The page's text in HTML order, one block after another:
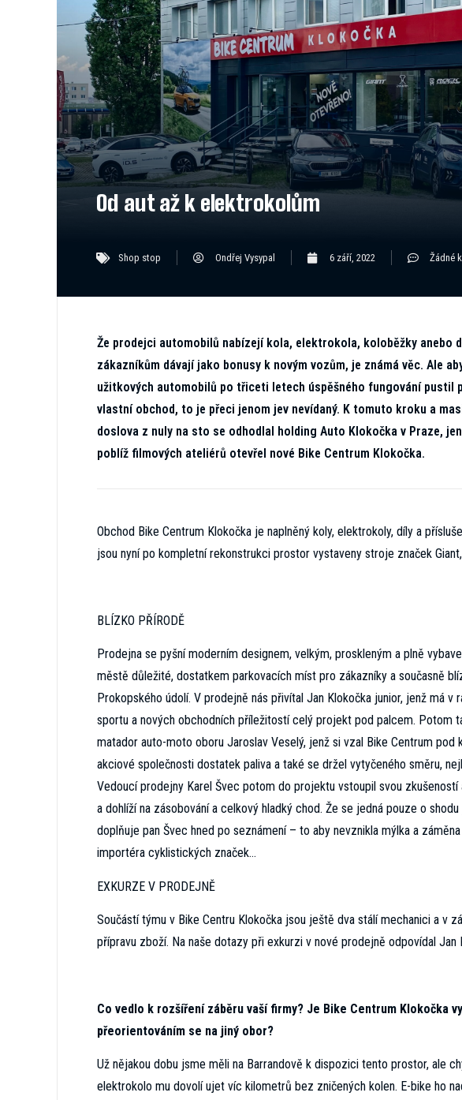
Od aut až k elektrokolům
Shop stop Ondřej Vysypal 6 září, 2022 Žádné
Že prodejci automobilů nabízejí kola, elektrokola, koloběžky anebo
zákazníkům dávají jako bonusy k novým vozům, je známá věc. Ale
užitkových automobilů po třiceti letech úspěšného fungování pustil
vlastní obchod, to je přeci jenom jev nevídaný. K tomuto kroku a
doslova z nuly na sto se odhodlal holding Auto Klokočka v Praze,
poblíž filmových ateliérů otevřel nové Bike Centrum Klokočka.
Obchod Bike Centrum Klokočka je naplněný koly, elektrokoly, díly a
jsou nyní po kompletní rekonstrukci prostor vystaveny stroje značek
BLÍZKO PŘÍRODĚ
Prodejna se pyšní moderním designem, velkým, proskleným a plně
městě důležité, dostatkem parkovacích míst pro zákazníky a současně
Prokopského údolí. V prodejně nás přivítal Jan Klokočka junior, jenž má
sportu a nových obchodních příležitostí celý projekt pod palcem. Potom
matador auto-moto oboru Jaroslav Veselý, jenž si vzal Bike Centrum
akciové společnosti dostatek paliva a také se držel vytyčeného směru,
Vedoucí prodejny Karel Švec potom do projektu vstoupil svou
a dohlíží na zásobování a celkový hladký chod. Že se jedná pouze o
doplňuje pan Švec hned po seznámení – to aby nevznikla mýlka a
importéra cyklistických značek…
EXKURZE V PRODEJNĚ
Součástí týmu v Bike Centru Klokočka jsou ještě dva stálí mechanici a v
přípravu zboží. Na naše dotazy při exkurzi v nové prodejně odpovídal Jan
Co vedlo k rozšíření záběru vaší firmy? Je Bike Centrum Klokočka
přeorientováním se na jiný obor?
Už nějakou dobu jsme měli na Barrandově k dispozici tento prostor, ale
elektrokolo mu dovolí ujet víc kilometrů bez zničených kolen. E-bike ho